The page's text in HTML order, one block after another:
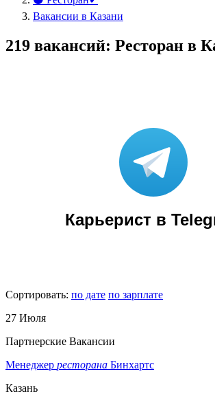
Вакансии в Казани
219 вакансий: Ресторан в
Карьерист в
Сортировать: по дате по зарплате
27 Июля
Партнерские Вакансии
Менеджер ресторана Бинхартс
Казань